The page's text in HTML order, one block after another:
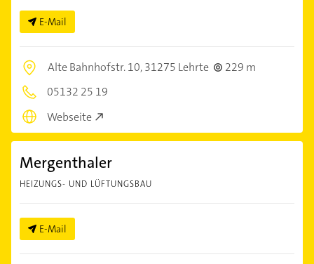
E-Mail
Alte Bahnhofstr. 10,31275 Lehrte
229 m
05132 25 19
Webseite
Mergenthaler
HEIZUNGS- UND LÜFTUNGSBAU
E-Mail